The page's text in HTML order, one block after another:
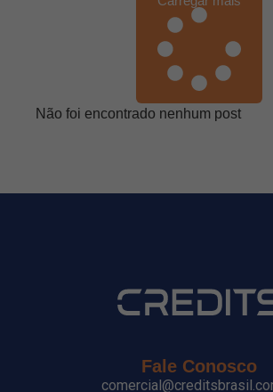
Não foi encontrado nenhum post
Fale Conosco